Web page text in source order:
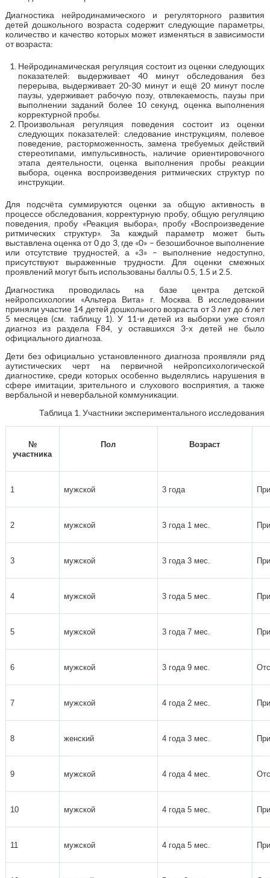
Диагностика нейродинамического и регуляторного развития
детей дошкольного возраста содержит следующие параметры,
количество и качество которых может изменяться в зависимости
от возраста:
Нейродинамическая регуляция состоит из оценки следующих
показателей: выдерживает 40 минут обследования без
перерыва, выдерживает 20-30 минут и ещё 20 минут после
паузы, удерживает рабочую позу, отвлекаемость, паузы при
выполнении заданий более 10 секунд, оценка выполнения
корректурной пробы.
Произвольная регуляция поведения состоит из оценки
следующих показателей: следование инструкциям, полевое
поведение, расторможенность, замена требуемых действий
стереотипами, импульсивность, наличие ориентировочного
этапа деятельности, оценка выполнения пробы реакции
выбора, оценка воспроизведения ритмических структур по
инструкции.
Для подсчёта суммируются оценки за общую активность в
процессе обследования, корректурную пробу, общую регуляцию
поведения, пробу «Реакция выбора», пробу «Воспроизведение
ритмических структур». За каждый параметр может быть
выставлена оценка от 0 до 3, где «0» – безошибочное выполнение
или отсутствие трудностей, а «3» – выполнение недоступно,
присутствуют выраженные трудности. Для оценки смежных
проявлений могут быть использованы баллы 0.5, 1.5 и 2.5.
Диагностика проводилась на базе центра детской
нейропсихологии «Альтера Вита» г. Москва. В исследовании
приняли участие 14 детей дошкольного возраста от 3 лет до 6 лет
5 месяцев (см. таблицу 1). У 11-и детей из выборки уже стоял
диагноз из раздела F84, у оставшихся 3-х детей не было
официального диагноза.
Дети без официально установленного диагноза проявляли ряд
аутистических черт на первичной нейропсихологической
диагностике, среди которых особенно выделялись нарушения в
сфере имитации, зрительного и слухового восприятия, а также
вербальной и невербальной коммуникации.
Таблица 1. Участники экспериментального исследования
№
участника
Пол Возраст
1 мужской 3 года
2 мужской 3 года 1 мес.
3 мужской 3 года 3 мес.
4 мужской 3 года 5 мес.
5 мужской 3 года 7 мес.
6 мужской 3 года 9 мес.
7 мужской 4 года 2 мес.
8 женский 4 года 3 мес.
9 мужской 4 года 4 мес.
10 мужской 4 года 5 мес.
11 мужской 4 года 5 мес.